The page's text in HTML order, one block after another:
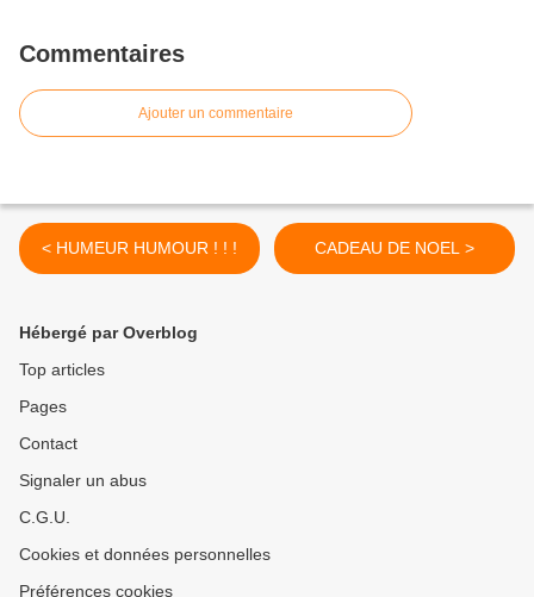
Commentaires
Ajouter un commentaire
< HUMEUR HUMOUR ! ! ! CADEAU DE NOEL >
Hébergé par Overblog
Top articles
Pages
Contact
Signaler un abus
C.G.U.
Cookies et données personnelles
Préférences cookies